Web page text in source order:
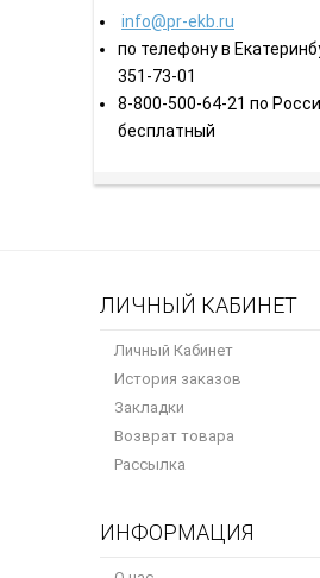
info@pr-ekb.ru
по телефону в
351-73-01
8-800-500-64-21 по
бесплатный
ЛИЧНЫЙ КАБИНЕТ
Личный Кабинет
История заказов
Закладки
Возврат товара
Рассылка
ИНФОРМАЦИЯ